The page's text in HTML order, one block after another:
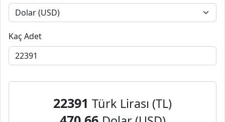
Kaç Adet
22391 Türk Lirası (TL)